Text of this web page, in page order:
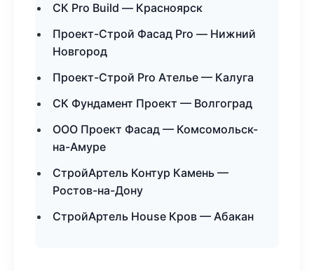
СК Pro Build — Красноярск
Проект-Строй Фасад Pro — Нижний
Новгород
Проект-Строй Pro Ателье — Калуга
СК Фундамент Проект — Волгоград
ООО Проект Фасад — Комсомольск-
на-Амуре
СтройАртель Контур Камень —
Ростов-на-Дону
СтройАртель House Кров — Абакан